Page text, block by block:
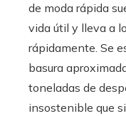
de moda rápida
vida útil y lleva a
rápidamente. Se
basura
toneladas de
insostenible que